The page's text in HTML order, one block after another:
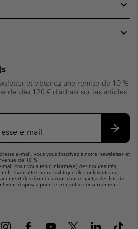
et obtenez une remise de 10 %
dès 120 € d’achats sur les articles
e-mail, vous vous inscrivez à notre newsletter et
de 10 %.
mail pour vous tenir informé(e) des nouveautés,
Consultez notre politique de confidentialité
des données vous concernant à des fins de
vous disposez pour retirer votre consentement.